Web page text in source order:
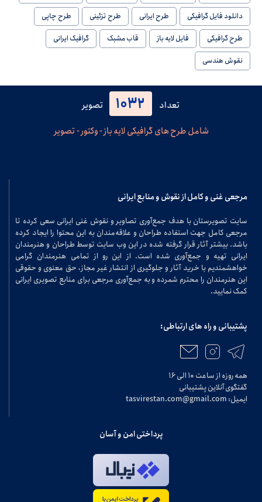
دانلود فایل گرافیکی
طرح ایرانی طرح تزئینی
طرح چاپی
طرح گرافیکی
فایل لایه باز قاب مشبک
گرافیک ایرانی
نقوش هندسی
تعداد 1032
تصویر
شامل طرح های گرافیکی لایه باز - وکتور - تصویر
مرجعی غنی و کامل از نقوش و منابع ایرانی
سایت تصویرستان با هدف جمع‌آوری تصاویر و نقوش غنی ایرانی سعی کرده تا
مرجعی کامل جهت استفاده طراحان و علاقه‌مندان به این محتوا را ایجاد کرده
باشد. بیشتر آثار قرار گرفته شده در این وب سایت توسط طراحان و هنرمندان
ایرانی تهیه و جمع‌آوری شده است. از این رو از تمامی هنرمندان گرامی
خواهشمندیم با خرید آثار و جلوگیری از انتشار غیر مجاز، حق معنوی و حقوقی
این هنرمندان را محترم شمرده و به جمع‌آوری مرجعی برای منابع تصویری ایرانی
کمک نمایید.
پشتیبانی و راه های ارتباطی:
همه روزه از ساعت ۱۰ الی ۱۶
گفتگوی آنلاین پشتیبانی
ایمیل: tasvirestan.com@gmail.com
پرداختی امن و آسان